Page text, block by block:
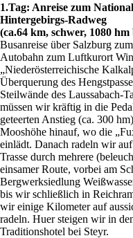
1.Tag: Anreise zum
Hintergebirgs-Radweg
(ca.64 km, schwer, 1080
Busanreise über Salzburg
Autobahn zum Luftkurort
„Niederösterreichische
Überquerung des
Steilwände des Laussabach-
müssen wir kräftig in die
geteerten Anstieg (ca. 300
Mooshöhe hinauf, wo die
einlädt. Danach radeln wir
Trasse durch mehrere
einsamer Route, vorbei am
Bergwerksiedlung
bis wir schließlich in
wir einige Kilometer auf
radeln. Huer steigen wir in
Traditionshotel bei Steyr.